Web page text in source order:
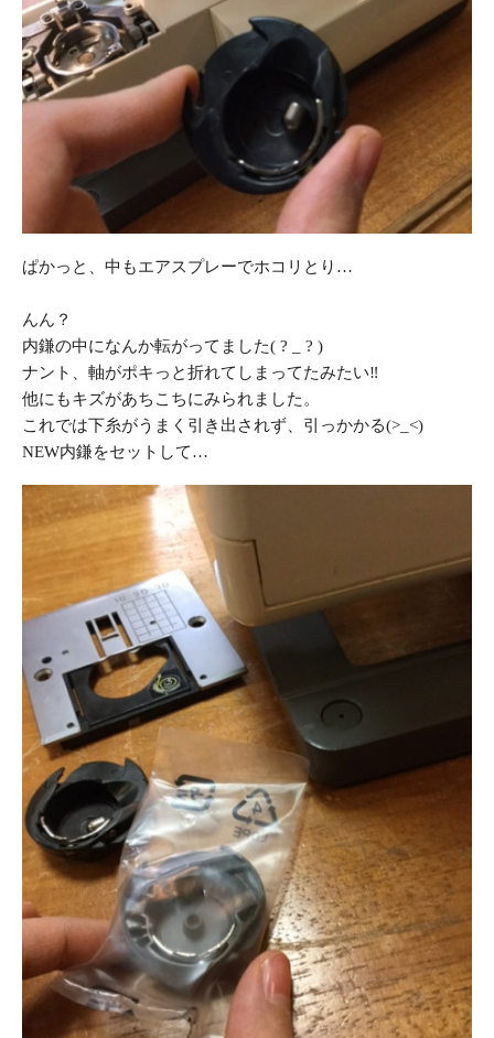
ぱかっと、中もエアスプレーでホコリとり…
んん？
内鎌の中になんか転がってました( ? _ ? )
ナント、軸がポキっと折れてしまってたみたい‼︎
他にもキズがあちこちにみられました。
これでは下糸がうまく引き出されず、引っかかる(>_<)
NEW内鎌をセットして…